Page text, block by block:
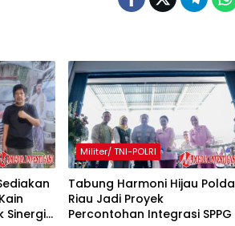
Sinergi
Militer/ TNI-POLRI
Tabung Harmoni Hijau Polda
Riau Jadi Proyek
Percontohan Integrasi SPPG